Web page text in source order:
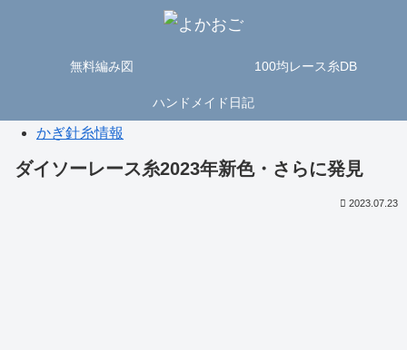
無料編み図 100均レース糸DB
ハンドメイド日記
かぎ針糸情報
ダイソーレース糸2023年新色・さらに発見
2023.07.23